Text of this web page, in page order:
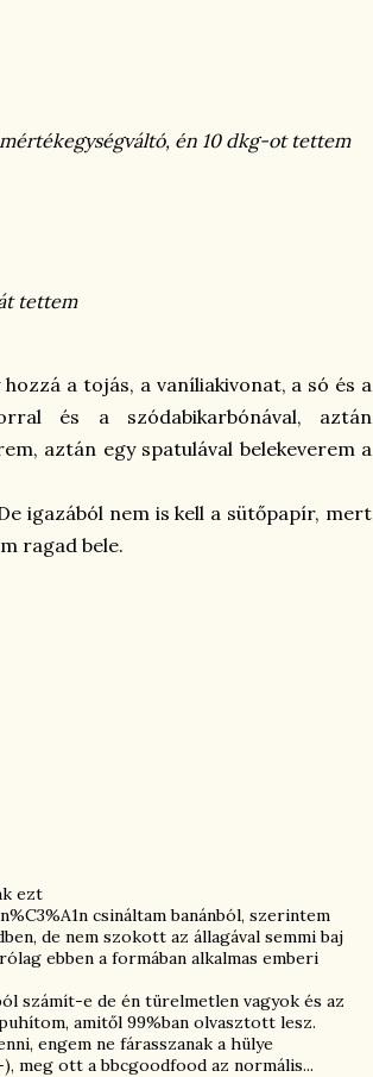
én 10 dkg-ot tettem
tettem
a tojás, a vaníliakivonat, a só és a
és a szódabikarbónával, aztán
aztán egy spatulával belekeverem a
igazából nem is kell a sütőpapír, mert
ragad bele.
ezt
csináltam banánból, szerintem
de nem szokott az állagával semmi baj
ebben a formában alkalmas emberi
számít-e de én türelmetlen vagyok és az
amitől 99%ban olvasztott lesz.
engem ne fárasszanak a hülye
meg ott a bbcgoodfood az normális...